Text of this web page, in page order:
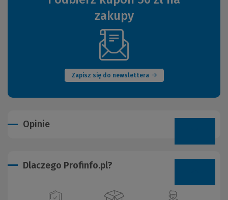
zakupy
Zapisz się do newslettera
(Nowe
okno)
Opinie
Dlaczego Profinfo.pl?